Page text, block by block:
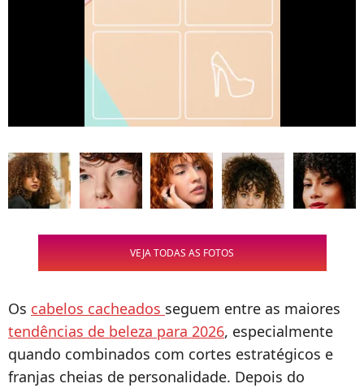
VEJA TODAS AS FOTOS
Os cabelos cacheados seguem entre as maiores
tendências de beleza para 2026, especialmente
quando combinados com cortes estratégicos e
franjas cheias de personalidade. Depois do